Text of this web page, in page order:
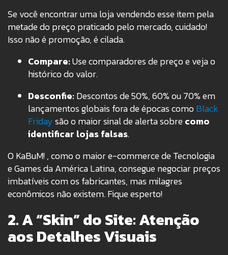
Se você encontrar uma loja vendendo esse item pela
metade do preço praticado pelo mercado, cuidado!
Isso não é promoção, é cilada.
Compare:Use comparadores de preço e veja o
histórico do valor.
Desconfie:Descontos de 50%, 60% ou 70% em
lançamentos globais fora de épocas comoBlack
Fridaysão o maior sinal de alerta sobrecomo
identificar lojas falsas.
O KaBuM!, como o maior e-commerce de Tecnologia
e Games da América Latina, consegue negociar preços
imbatíveis com os fabricantes, mas milagres
econômicos não existem. Fique esperto!
2. A “Skin” do Site: Atenção
aos Detalhes Visuais